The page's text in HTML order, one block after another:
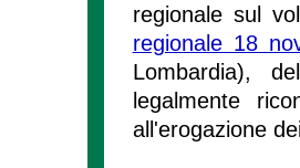
regionale sul
regionale 18
Lombardia),
legalmente
all'erogazione